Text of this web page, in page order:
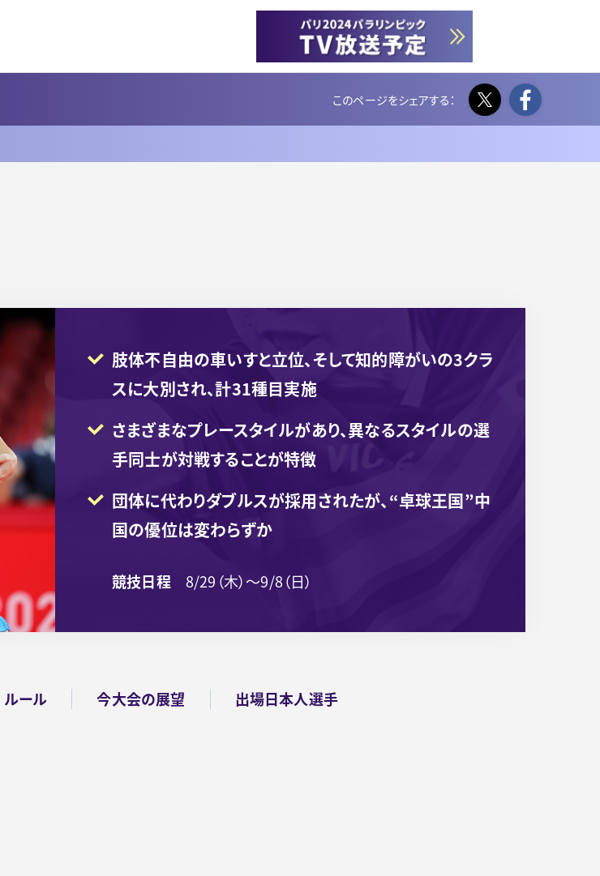
Twitter
肢体不自由の車いすと立位、そして知的障がいの3クラ
スに大別され、計31種目実施
さまざまなプレースタイルがあり、異なるスタイルの選
手同士が対戦することが特徴
団体に代わりダブルスが採用されたが、“卓球王国”中
国の優位は変わらずか
競技日程 8/29（木）～9/8（日）
ルール 今大会の展望 出場日本人選手